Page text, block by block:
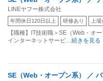
／ LINE Platform
LINEヤフー株式会社
年間休日120日以上 研修あり 上
【職種】IT技術職＞SE（Web・オ
インターネットサービ…続きを見る
SE（Web・オープン系） ／